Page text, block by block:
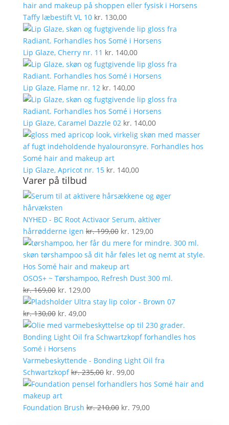
Taffy læbestift VL 10 kr. 130,00
Lip Glaze, Cherry nr. 11 kr. 140,00
Lip Glaze, Flame nr. 12 kr. 140,00
Lip Glaze, Caramel Dazzle 02 kr. 140,00
Lip Glaze, Apricot nr. 15 kr. 140,00
Varer på tilbud
NYHED - BC Root Activaor Serum, aktiver
hårrødderne igen kr.199,00 Den
oprindelige
pris
var:
kr. 199,00.
kr. 129,00Den
aktuelle
pris
kr. 129,00.
OSOS+ ~ Tørshampoo, Refresh Dust 300 ml.
kr.169,00 Den
oprindelige
pris
var:
kr. 169,00.
kr. 129,00Den
aktuelle
er:
kr. 129,00.
Ultra stay lip color - Brown 07
kr.130,00 Den
oprindelige
pris
var:
kr. 130,00.
kr. 49,00Den
aktuelle
pris
kr. 49,00.
Varmebeskyttende - Bonding Light Oil fra
Schwartzkopf kr.235,00 Den
oprindelige
var:
kr. 99,00Den
aktuelle
er:
Foundation Brush kr.210,00 Den
kr. 79,00Den